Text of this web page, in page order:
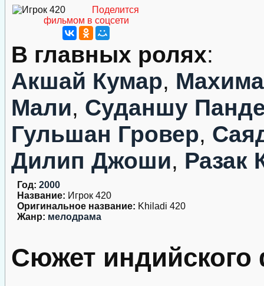
Поделится
фильмом в соцсети
В главных ролях:
Акшай Кумар,
Мали, Суданшу
Гульшан Гровер,
Дилип Джоши, Разак
Год: 2000
Название: Игрок 420
Оригинальное название: Khiladi 420
Жанр: мелодрама
Сюжет